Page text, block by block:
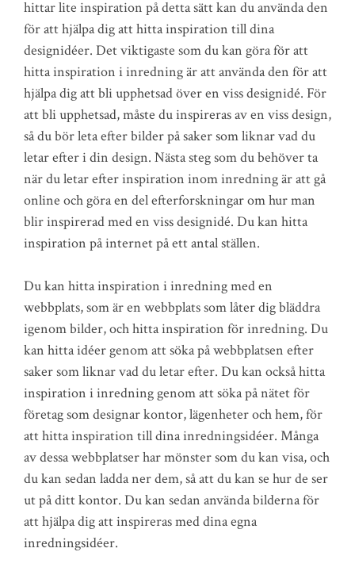
hittar lite inspiration på detta sätt kan du använda den
för att hjälpa dig att hitta inspiration till dina
designidéer. Det viktigaste som du kan göra för att
hitta inspiration i inredning är att använda den för att
hjälpa dig att bli upphetsad över en viss designidé. För
att bli upphetsad, måste du inspireras av en viss design,
så du bör leta efter bilder på saker som liknar vad du
letar efter i din design. Nästa steg som du behöver ta
när du letar efter inspiration inom inredning är att gå
online och göra en del efterforskningar om hur man
blir inspirerad med en viss designidé. Du kan hitta
inspiration på internet på ett antal ställen.
Du kan hitta inspiration i inredning med en
webbplats, som är en webbplats som låter dig bläddra
igenom bilder, och hitta inspiration för inredning. Du
kan hitta idéer genom att söka på webbplatsen efter
saker som liknar vad du letar efter. Du kan också hitta
inspiration i inredning genom att söka på nätet för
företag som designar kontor, lägenheter och hem, för
att hitta inspiration till dina inredningsidéer. Många
av dessa webbplatser har mönster som du kan visa, och
du kan sedan ladda ner dem, så att du kan se hur de ser
ut på ditt kontor. Du kan sedan använda bilderna för
att hjälpa dig att inspireras med dina egna
inredningsidéer.